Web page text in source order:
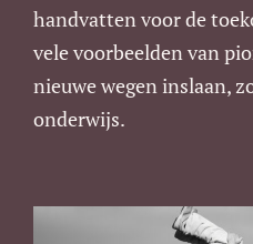
handvatten voor de
vele voorbeelden van
nieuwe wegen inslaan,
onderwijs.